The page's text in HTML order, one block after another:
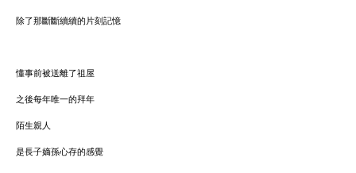
除了那斷斷續續的片刻記憶
懂事前被送離了祖屋
之後每年唯一的拜年
陌生親人
是長子嫡孫心存的感覺